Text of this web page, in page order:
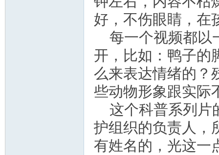
好，不伤眼睛，在
每一个视频都以
开，比如：鸭子的
么来表达情绪的？
些动物形象跟实际
这个科普系列片
护组织的负责人，
有姓名的，光这一